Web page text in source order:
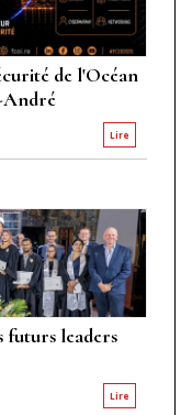
de l'Océan
André
Lire
futurs leaders
Lire